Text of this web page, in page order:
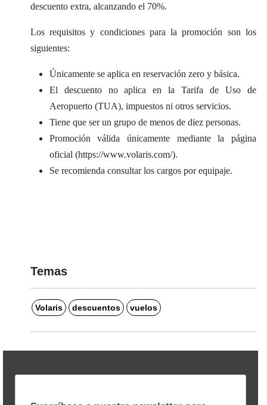
descuento extra, alcanzando el 70%.
Los requisitos y condiciones para la promoción son los
siguientes:
Únicamente se aplica en reservación zero y básica.
El descuento no aplica en la Tarifa de Uso de
Aeropuerto (TUA), impuestos ni otros servicios.
Tiene que ser un grupo de menos de diez personas.
Promoción válida únicamente mediante la página
oficial (https://www.volaris.com/).
Se recomienda consultar los cargos por equipaje.
Temas
Volaris descuentos vuelos